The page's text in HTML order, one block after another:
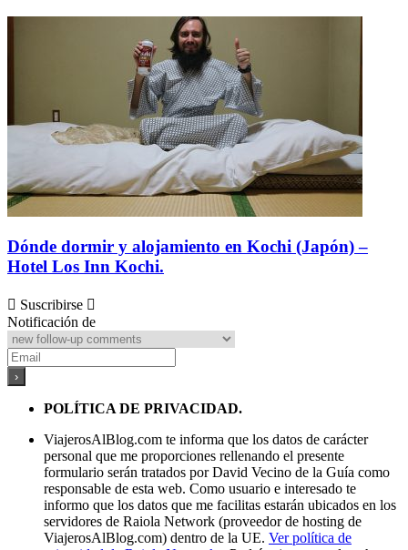
Dónde dormir y alojamiento en Kochi (Japón) –
Hotel Los Inn Kochi.
Suscribirse
Notificación de
POLÍTICA DE PRIVACIDAD.
ViajerosAlBlog.com te informa que los datos de carácter
personal que me proporciones rellenando el presente
formulario serán tratados por David Vecino de la Guía como
responsable de esta web. Como usuario e interesado te
informo que los datos que me facilitas estarán ubicados en los
servidores de Raiola Network (proveedor de hosting de
ViajerosAlBlog.com) dentro de la UE. Ver política de